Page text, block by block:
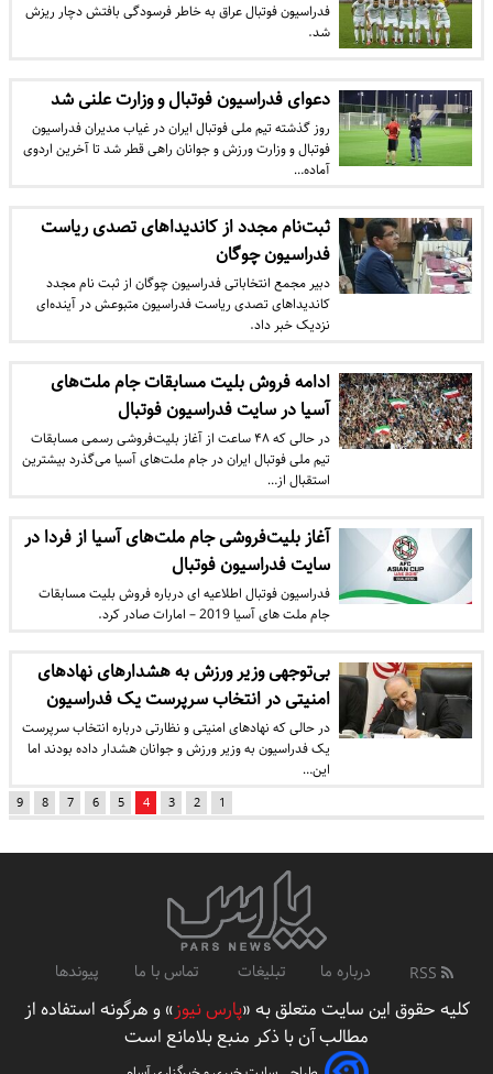
فدراسیون فوتبال عراق به خاطر فرسودگی بافتش دچار ریزش
شد.
دعوای فدراسیون فوتبال و وزارت علنی شد
روز گذشته تیم ملی فوتبال ایران در غیاب مدیران فدراسیون
فوتبال و وزارت ورزش و جوانان راهی قطر شد تا آخرین اردوی
آماده…
ثبت‌نام مجدد از کاندیداهای تصدی ریاست
فدراسیون چوگان
دبیر مجمع انتخاباتی فدراسیون چوگان از ثبت نام مجدد
کاندیداهای تصدی ریاست فدراسیون متبوعش در آینده‌ای
نزدیک خبر داد.
ادامه فروش بلیت مسابقات جام ملت‌های
آسیا در سایت فدراسیون فوتبال
در حالی که ۴۸ ساعت از آغاز بلیت‌فروشی رسمی مسابقات
تیم ملی فوتبال ایران در جام ملت‌های آسیا می‌گذرد بیشترین
استقبال از…
آغاز بلیت‌فروشی جام ملت‌های آسیا از فردا در
سایت فدراسیون فوتبال
فدراسیون فوتبال اطلاعیه ای درباره فروش بلیت مسابقات
جام ملت های آسیا 2019 – امارات صادر کرد.
بی‌توجهی وزیر ورزش به هشدارهای نهادهای
امنیتی در انتخاب سرپرست یک فدراسیون
در حالی که نهادهای امنیتی و نظارتی درباره انتخاب سرپرست
یک فدراسیون به وزیر ورزش و جوانان هشدار داده بودند اما
این…
1
2
3
4
5
6
7
8
9
درباره ما تبلیغات تماس با ما پیوندها
کلیه حقوق این سایت متعلق به «پارس نیوز» و هرگونه استفاده از
مطالب آن با ذکر منبع بلامانع است